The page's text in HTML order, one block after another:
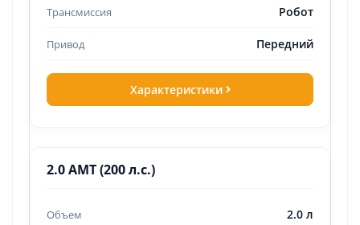
Робот
Передний
Характеристики
2.0 AMT (200 л.с.)
2.0 л